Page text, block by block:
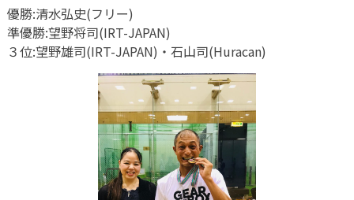
優勝:清水弘史(フリー)
準優勝:望野将司(IRT-JAPAN)
３位:望野雄司(IRT-JAPAN)・石山司(Huracan)